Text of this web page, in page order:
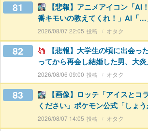
81
【悲報】アニメアイコン「AI
番キモいの教えてくれ！」AI「
2026/08/07 22:05 オタク
82
【悲報】大学生の頃に出会っ
ってから再会し結婚した男、大
2026/08/06 09:00 オタク
83
【画像】ロッテ「アイスとコ
ください」ポケモン公式「しょう
2026/08/07 14:05 オタク